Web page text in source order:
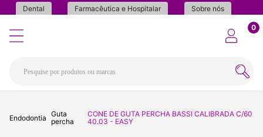
Dental Farmacêutica e Hospitalar Sobre nós
0
Endodontia Guta
percha
CONE DE GUTA PERCHA BASSI CALIBRADA C/60
40.03 - EASY